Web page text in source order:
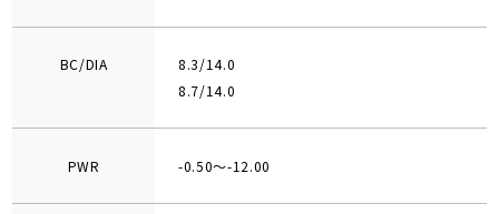
BC/DIA
8.3/14.0
8.7/14.0
PWR -0.50～-12.00